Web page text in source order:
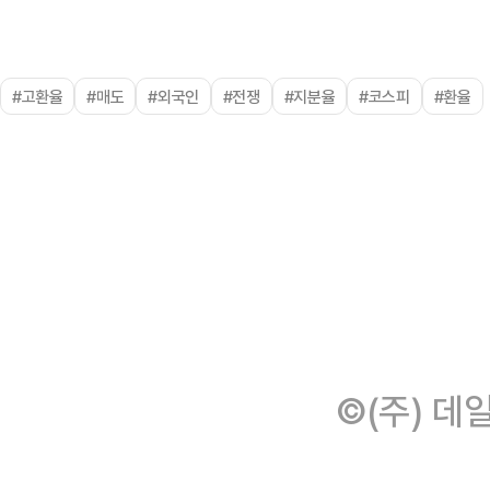
#고환율 #매도 #외국인 #전쟁 #지분율 #코스피 #환율
©(주) 데